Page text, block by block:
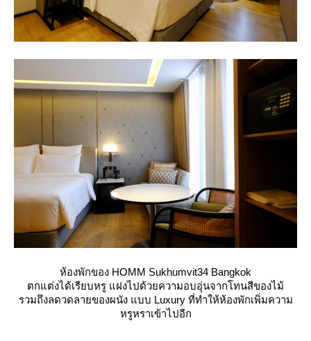
ห้องพักของ HOMM Sukhumvit34 Bangkok
ตกแต่งได้เรียบหรู แฝงไปด้วยความอบอุ่นจากโทนสีของไม้
รวมถึงลดวดลายของผนัง แบบ Luxury ที่ทำให้ห้องพักเพิ่มความ
หรูหราเข้าไปอีก